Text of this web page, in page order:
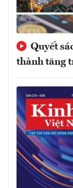
Quyết
thành tăng